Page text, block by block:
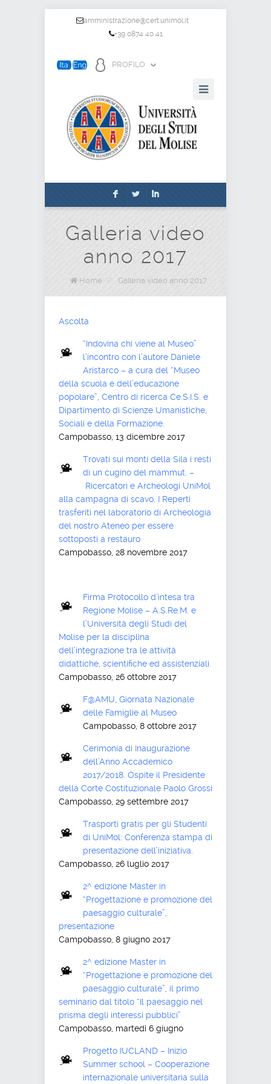
amministrazione@cert.unimol.it
+39 0874 40 41
PROFILO
F L I
Galleria video
anno 2017
Home / Galleria video anno 2017
Ascolta
“Indovina chi viene al Museo”
l’incontro con l’autore Daniele
Aristarco – a cura del “Museo
della scuola e dell’educazione
popolare”, Centro di ricerca Ce.S.I.S. e
Dipartimento di Scienze Umanistiche,
Sociali e della Formazione.
Campobasso, 13 dicembre 2017
Trovati sui monti della Sila i resti
di un cugino del mammut. –
Ricercatori e Archeologi UniMol
alla campagna di scavo. I Reperti
trasferiti nel laboratorio di Archeologia
del nostro Ateneo per essere
sottoposti a restauro
Campobasso, 28 novembre 2017
Firma Protocollo d’intesa tra
Regione Molise – A.S.Re.M. e
l’Università degli Studi del
Molise per la disciplina
dell’integrazione tra le attività
didattiche, scientifiche ed assistenziali.
Campobasso, 26 ottobre 2017
F@AMU, Giornata Nazionale
delle Famiglie al Museo
Campobasso, 8 ottobre 2017
Cerimonia di Inaugurazione
dell’Anno Accademico
2017/2018. Ospite il Presidente
della Corte Costituzionale Paolo Grossi
Campobasso, 29 settembre 2017
Trasporti gratis per gli Studenti
di UniMol: Conferenza stampa di
presentazione dell’iniziativa.
Campobasso, 26 luglio 2017
2^ edizione Master in
“Progettazione e promozione del
paesaggio culturale”,
presentazione
Campobasso, 8 giugno 2017
2^ edizione Master in
“Progettazione e promozione del
paesaggio culturale”, il primo
seminario dal titolo “Il paesaggio nel
prisma degli interessi pubblici”
Campobasso, martedì 6 giugno
Progetto IUCLAND – Inizio
Summer school – Cooperazione
internazionale universitaria sulla